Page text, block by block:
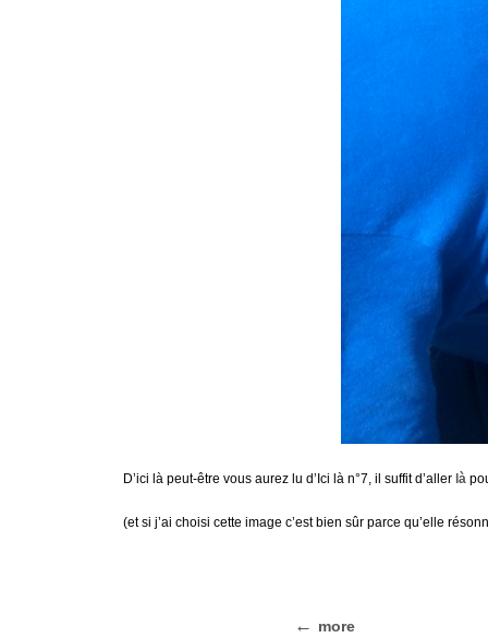
D’ici là peut-être vous aurez lu d’Ici là n°7, il suffit d’aller là
(et si j’ai choisi cette image c’est bien sûr parce qu’elle
more